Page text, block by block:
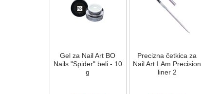
Gel za Nail Art BO
Nails "Spider" beli - 10
g
Precizna četkica za
Nail Art I.Am Precision
liner 2